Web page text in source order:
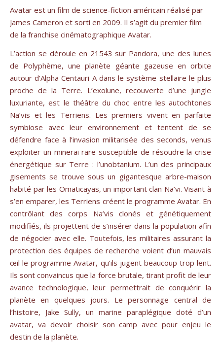
Avatar est un film de science-fiction américain réalisé par
James Cameron et sorti en 2009. Il s’agit du premier film
de la franchise cinématographique Avatar.
L’action se déroule en 21543 sur Pandora, une des lunes
de Polyphème, une planète géante gazeuse en orbite
autour d’Alpha Centauri A dans le système stellaire le plus
proche de la Terre. L’exolune, recouverte d’une jungle
luxuriante, est le théâtre du choc entre les autochtones
Na’vis et les Terriens. Les premiers vivent en parfaite
symbiose avec leur environnement et tentent de se
défendre face à l’invasion militarisée des seconds, venus
exploiter un minerai rare susceptible de résoudre la crise
énergétique sur Terre : l’unobtanium. L’un des principaux
gisements se trouve sous un gigantesque arbre-maison
habité par les Omaticayas, un important clan Na’vi. Visant à
s’en emparer, les Terriens créent le programme Avatar. En
contrôlant des corps Na’vis clonés et génétiquement
modifiés, ils projettent de s’insérer dans la population afin
de négocier avec elle. Toutefois, les militaires assurant la
protection des équipes de recherche voient d’un mauvais
œil le programme Avatar, qu’ils jugent beaucoup trop lent.
Ils sont convaincus que la force brutale, tirant profit de leur
avance technologique, leur permettrait de conquérir la
planète en quelques jours. Le personnage central de
l’histoire, Jake Sully, un marine paraplégique doté d’un
avatar, va devoir choisir son camp avec pour enjeu le
destin de la planète.